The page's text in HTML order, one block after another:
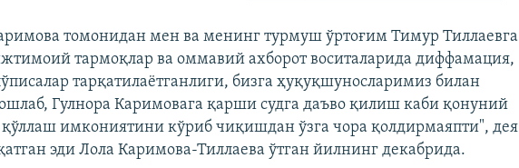
томонидан мен ва менинг турмуш ўртоғим Тимур Тиллаевга
тармоқлар ва оммавий ахборот воситаларида диффамация,
тарқатилаётганлиги, бизга ҳуқуқшуносларимиз билан
Гулнора Каримовага қарши судга даъво қилиш каби қонуний
имкониятини кўриб чиқишдан ўзга чора қолдирмаяпти", дея
эди Лола Каримова-Тиллаева ўтган йилнинг декабрида.